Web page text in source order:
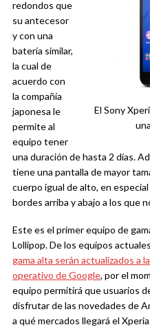
El Sony
redondos que
su antecesor
y con una
batería similar,
la cual de
acuerdo con
la compañía
japonesa le
permite al
equipo tener
una duración de hasta 2 días.
tiene una pantalla de mayor
cuerpo igual de alto, en
bordes arriba y abajo a los que
Este es el primer equipo de
Lollipop. De los equipos
gama alta serán actualizados a
operativo de Google, por el
equipo permitirá que usuarios
disfrutar de las novedades de
a qué mercados llegará el